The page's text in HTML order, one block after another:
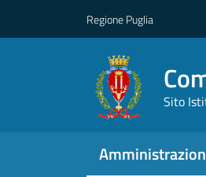
Regione Puglia
Sito